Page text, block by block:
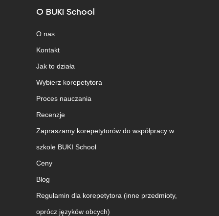
O BUKI School
O nas
Kontakt
Jak to działa
Wybierz korepetytora
Proces nauczania
Recenzje
Zapraszamy korepetytorów do współpracy w
szkole BUKI School
Ceny
Blog
Regulamin dla korepetytora (inne przedmioty,
oprócz języków obcych)